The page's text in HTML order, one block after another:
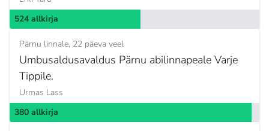
524 allkirja
Pärnu linnale 22 päeva veel
Umbusaldusavaldus Pärnu abilinnapeale Varje
Tippile.
Urmas Lass
380 allkirja